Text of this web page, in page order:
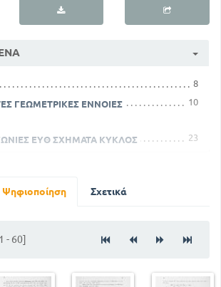
8
ΓΕΩΜΕΤΡΙΚΕΣ ΕΝΝΟΙΕΣ 10
ΕΥΘ ΣΧΗΜΑΤΑ ΚΥΚΛΟΣ
23
ΚΑΙ ΜΕΤΡΟ ΠΟΣΟΥ
155
Ψηφιοποίηση Σχετικά
- 60]